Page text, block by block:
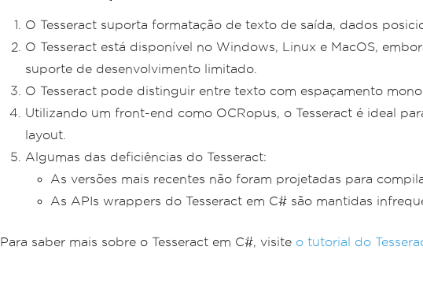
O Tesseract suporta formatação de texto de saída, dados
O Tesseract está disponível no Windows, Linux e MacOS,
suporte de desenvolvimento limitado.
O Tesseract pode distinguir entre texto com espaçamento
Utilizando um front-end como OCRopus, o Tesseract é ideal
layout.
Algumas das deficiências do Tesseract:
As versões mais recentes não foram projetadas para
As APIs wrappers do Tesseract em C# são mantidas
Para saber mais sobre o Tesseract em C#, visite o tutorial do